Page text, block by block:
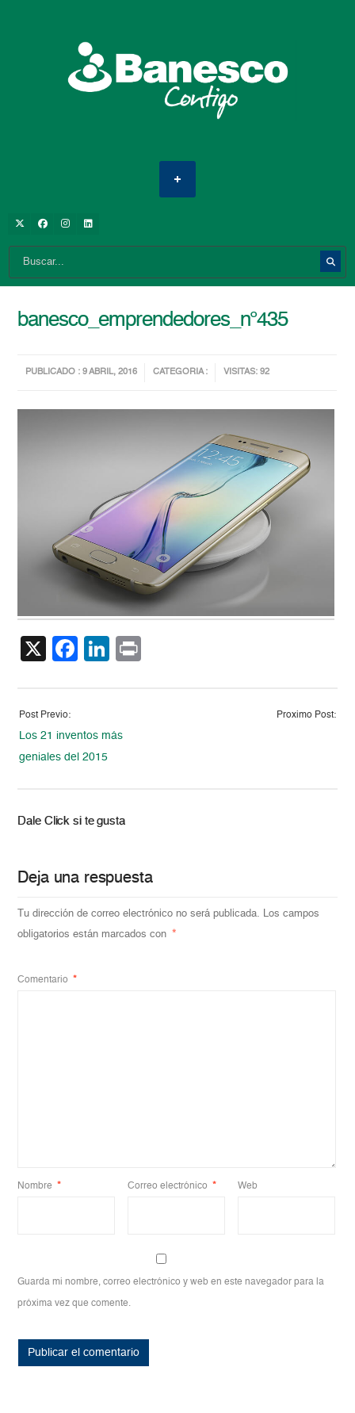
banesco_emprendedores_n°435
PUBLICADO : 9 ABRIL, 2016 CATEGORIA : VISITAS: 92
X Facebook
LinkedIn
Post Previo:
Los 21 inventos más
geniales del 2015
Proximo Post:
Dale Click si te gusta
Deja una respuesta
Tu dirección de correo electrónico no será publicada. Los campos
obligatorios están marcados con *
Comentario *
Nombre * Correo electrónico * Web
Guarda mi nombre, correo electrónico y web en este navegador para la
próxima vez que comente.